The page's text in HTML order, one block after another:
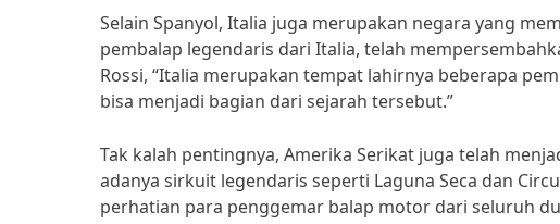
Selain Spanyol, Italia juga merupakan negara yang
pembalap legendaris dari Italia, telah
Rossi, “Italia merupakan tempat lahirnya beberapa
bisa menjadi bagian dari sejarah tersebut.”
Tak kalah pentingnya, Amerika Serikat juga telah
adanya sirkuit legendaris seperti Laguna Seca dan
perhatian para penggemar balap motor dari seluruh